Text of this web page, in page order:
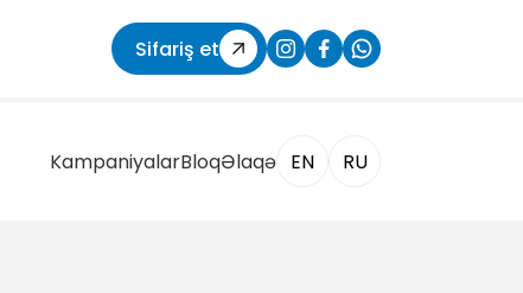
Sifariş et
KampaniyalarBloqƏlaqə EN RU